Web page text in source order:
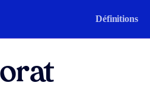
Définitions